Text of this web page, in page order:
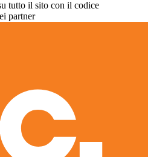
tutto il sito con il codice
partner